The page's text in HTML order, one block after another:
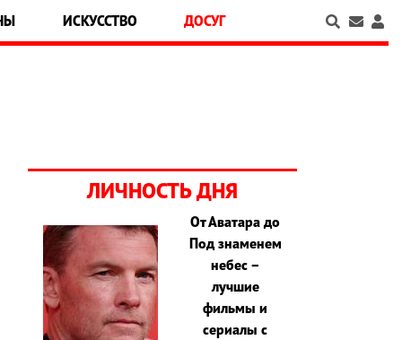
ИСКУССТВО ДОСУГ
ЛИЧНОСТЬ ДНЯ
От Аватара до
Под знаменем
небес –
лучшие
фильмы и
сериалы с